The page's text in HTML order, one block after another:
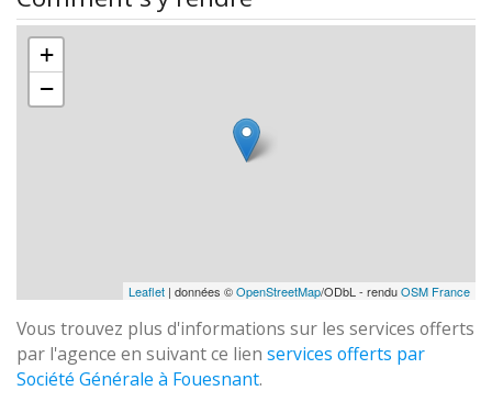
+
−
Leaflet | données ©OpenStreetMap/ODbL - renduOSM France
Vous trouvez plus d'informations sur les services offerts
par l'agence en suivant ce lien services offerts par
Société Générale à Fouesnant.